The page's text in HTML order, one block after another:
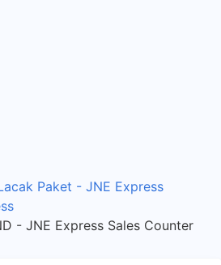
Paket - JNE Express
- JNE Express Sales Counter